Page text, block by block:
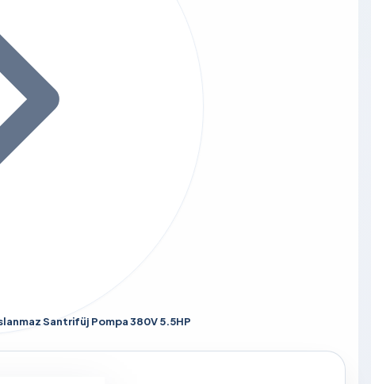
Santrifüj Pompa 380V 5.5HP